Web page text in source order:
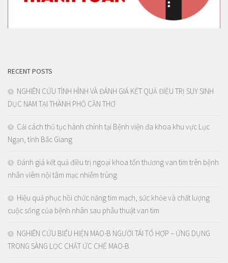
RECENT POSTS
NGHIÊN CỨU TÌNH HÌNH VÀ ĐÁNH GIÁ KẾT QUẢ ĐIỀU TRỊ SUY SINH
DỤC NAM TẠI THÀNH PHỐ CẦN THƠ
Cải cách thủ tục hành chính tại Bệnh viện đa khoa khu vực Lục
Ngạn, tỉnh Bắc Giang
Đánh giá kết quả điều trị ngoại khoa tổn thương van tim trên bệnh
nhân viêm nội tâm mạc nhiễm trùng
Hiệu quả phục hồi chức năng tim mạch, sức khỏe và chất lượng
cuộc sống của bệnh nhân sau phẫu thuật van tim
NGHIÊN CỨU BIỂU HIỆN MAO-B NGƯỜI TÁI TỔ HỢP – ỨNG DỤNG
TRONG SÀNG LỌC CHẤT ỨC CHẾ MAO-B